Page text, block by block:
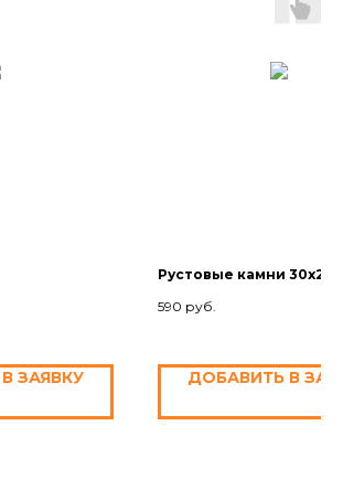
ЗАЯВКУ
Рустовые камни 30х25
590 руб.
ДОБАВИТЬ В